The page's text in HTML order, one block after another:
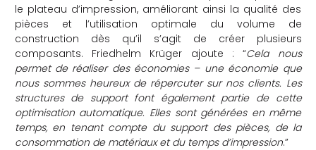
le plateau d’impression, améliorant ainsi la qualité des
pièces et l’utilisation optimale du volume de
construction dès qu’il s’agit de créer plusieurs
composants. Friedhelm Krüger ajoute : “Cela nous
permet de réaliser des économies – une économie que
nous sommes heureux de répercuter sur nos clients. Les
structures de support font également partie de cette
optimisation automatique. Elles sont générées en même
temps, en tenant compte du support des pièces, de la
consommation de matériaux et du temps d’impression.”